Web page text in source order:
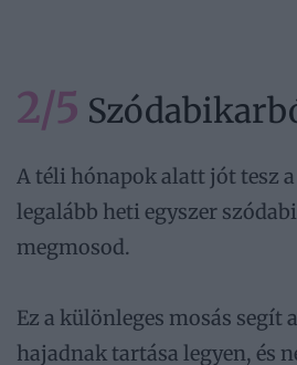
2/5
A téli hónapok alatt jót tesz
legalább heti egyszer
megmosod.
Ez a különleges mosás segít
hajadnak tartása legyen, és